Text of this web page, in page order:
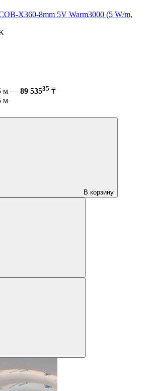
X360-8mm 5V Warm3000 (5 W/m,
м — 89 53535 ₸
м
В корзину